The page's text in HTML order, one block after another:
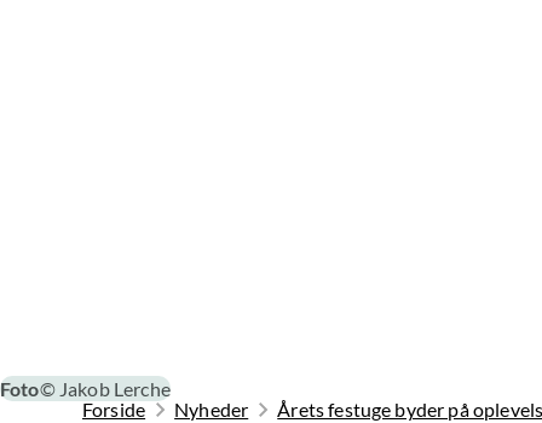
Foto© Jakob Lerche
Forside
Nyheder Årets festuge byder på